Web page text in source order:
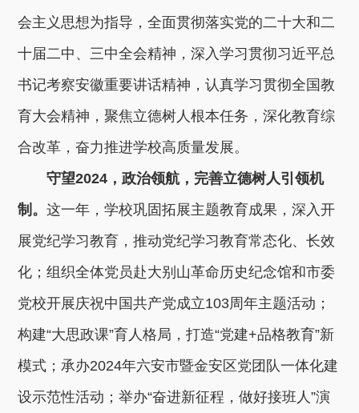
会主义思想为指导，全面贯彻落实党的二十大和二
十届二中、三中全会精神，深入学习贯彻习近平总
书记考察安徽重要讲话精神，认真学习贯彻全国教
育大会精神，聚焦立德树人根本任务，深化教育综
合改革，奋力推进学校高质量发展。
守望2024，政治领航，完善立德树人引领机
制。这一年，学校巩固拓展主题教育成果，深入开
展党纪学习教育，推动党纪学习教育常态化、长效
化；组织全体党员赴大别山革命历史纪念馆和市委
党校开展庆祝中国共产党成立103周年主题活动；
构建“大思政课”育人格局，打造“党建+品格教育”新
模式；承办2024年六安市暨金安区党团队一体化建
设示范性活动；举办“奋进新征程，做好接班人”演